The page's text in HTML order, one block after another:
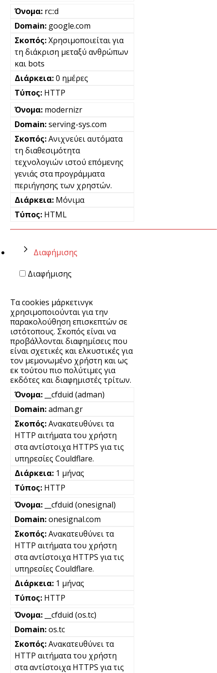
rc::d
google.com
Χρησιμοποιείται για
τη διάκριση μεταξύ ανθρώπων
και bots
0 ημέρες
HTTP
modernizr
serving-sys.com
Ανιχνεύει αυτόματα
τη διαθεσιμότητα
τεχνολογιών ιστού επόμενης
γενιάς στα προγράμματα
περιήγησης των χρηστών.
Μόνιμα
HTML
Διαφήμισης
Διαφήμισης
Τα cookies μάρκετινγκ
χρησιμοποιούνται για την
παρακολούθηση επισκεπτών σε
ιστότοπους. Σκοπός είναι να
προβάλλονται διαφημίσεις που
είναι σχετικές και ελκυστικές για
τον μεμονωμένο χρήστη και ως
εκ τούτου πιο πολύτιμες για
εκδότες και διαφημιστές τρίτων.
__cfduid (adman)
adman.gr
Ανακατευθύνει τα
HTTP αιτήματα του χρήστη
στα αντίστοιχα HTTPS για τις
υπηρεσίες Couldflare.
1 μήνας
HTTP
__cfduid (onesignal)
onesignal.com
Ανακατευθύνει τα
HTTP αιτήματα του χρήστη
στα αντίστοιχα HTTPS για τις
υπηρεσίες Couldflare.
1 μήνας
HTTP
__cfduid (os.tc)
os.tc
Ανακατευθύνει τα
HTTP αιτήματα του χρήστη
στα αντίστοιχα HTTPS για τις